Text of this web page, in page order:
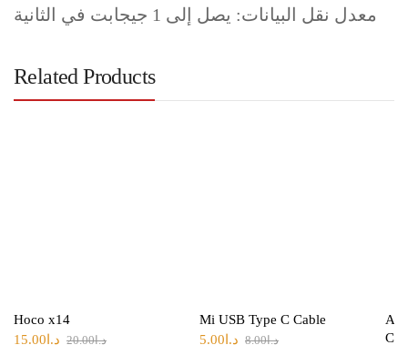
معدل نقل البيانات: يصل إلى 1 جيجابت في الثانية
Related Products
Hoco x14
د.ا20.00 د.ا 15.00
Mi USB Type C Cable
د.ا8.00 د.ا 5.00